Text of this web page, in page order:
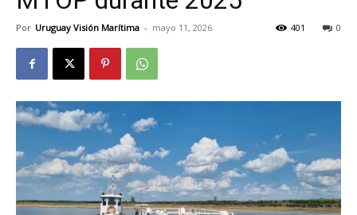
Por Uruguay Visión Marítima - mayo 11, 2026 0
401